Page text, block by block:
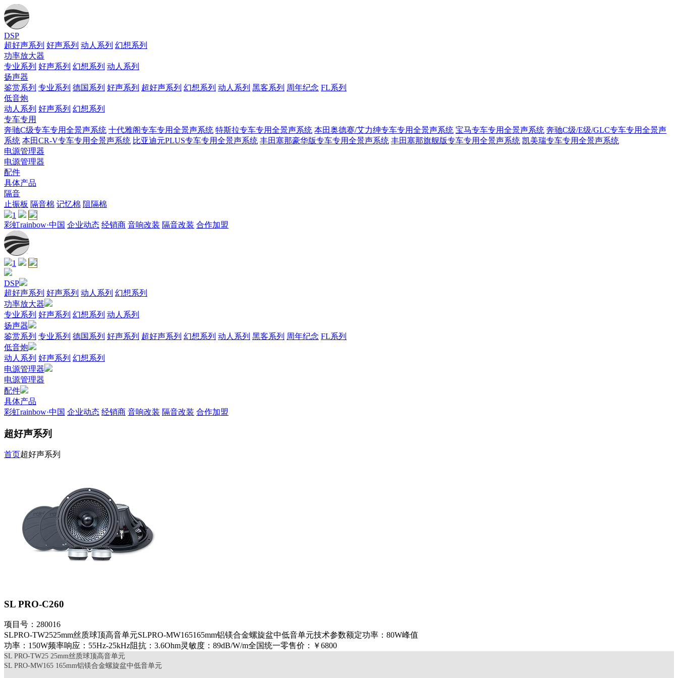
DSP
超好声系列 好声系列 动人系列 幻想系列
功率放大器
专业系列 好声系列 幻想系列 动人系列
扬声器
鉴赏系列 专业系列 德国系列 好声系列 超好声系列 幻想系列 动人系列 黑客系列 周年纪念 FL系列
低音炮
动人系列 好声系列 幻想系列
专车专用
奔驰C级专车专用全景声系统 十代雅阁专车专用全景声系统 特斯拉专车专用全景声系统 本田奥德赛/艾力绅专车专用全景声系统 宝马专车专用全景声系统 奔驰C级/E级/GLC专车专用全景声
系统 本田CR-V专车专用全景声系统 比亚迪元PLUS专车专用全景声系统 丰田塞那豪华版专车专用全景声系统 丰田塞那旗舰版专车专用全景声系统 凯美瑞专车专用全景声系统
电源管理器
电源管理器
配件
具体产品
隔音
止振板 隔音棉 记忆棉 阻隔棉
1
彩虹rainbow·中国 企业动态 经销商 音响改装 隔音改装 合作加盟
1
DSP
超好声系列 好声系列 动人系列 幻想系列
功率放大器
专业系列 好声系列 幻想系列 动人系列
扬声器
鉴赏系列 专业系列 德国系列 好声系列 超好声系列 幻想系列 动人系列 黑客系列 周年纪念 FL系列
低音炮
动人系列 好声系列 幻想系列
电源管理器
电源管理器
配件
具体产品
彩虹rainbow·中国 企业动态 经销商 音响改装 隔音改装 合作加盟
超好声系列
首页超好声系列
SL PRO-C260
项目号：280016
SLPRO-TW2525mm丝质球顶高音单元SLPRO-MW165165mm铝镁合金螺旋盆中低音单元技术参数额定功率：80W峰值
功率：150W频率响应：55Hz-25kHz阻抗：3.6Ohm灵敏度：89dB/W/m全国统一零售价：￥6800
SL PRO-TW25 25mm丝质球顶高音单元
SL PRO-MW165 165mm铝镁合金螺旋盆中低音单元